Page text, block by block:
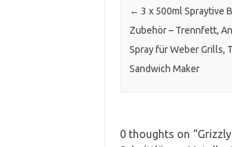
← 3 x 500ml Spraytive
Zubehör – Trennfett,
Spray für Weber Grills,
Sandwich Maker
0 thoughts on “